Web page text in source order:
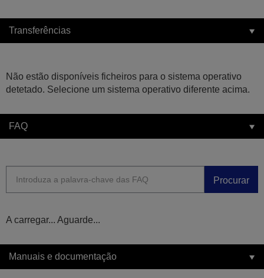
Transferências
Não estão disponíveis ficheiros para o sistema operativo
detetado. Selecione um sistema operativo diferente acima.
FAQ
Procurar
A carregar... Aguarde...
Manuais e documentação